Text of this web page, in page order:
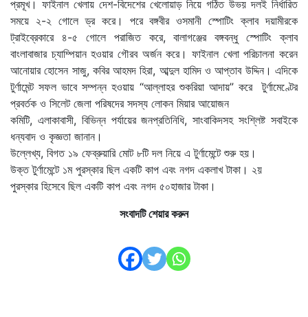
প্রমূখ। ফাইনাল খেলায় দেশ-বিদেশের খেলোয়াড় নিয়ে গঠিত উভয় দলই নির্ধারিত
সময়ে ২-২ গোলে ড্র করে। পরে বঙ্গবীর ওসমানী স্পোটিং ক্লাব দয়ামীরকে
ট্রাইব্রেকারে ৪-৫ গোলে পরাজিত করে, বালাগঞ্জের বঙ্গবন্ধু স্পোটিং ক্লাব
বাংলাবাজার চ্যাম্পিয়ান হওয়ার গৌরব অর্জন করে। ফাইনাল খেলা পরিচালনা করেন
আনোয়ার হোসেন সাজু, কবির আহমদ হিরা, আব্দুল হামিদ ও আপ্তাব উদ্দিন। এদিকে
টুর্ণামেন্ট সফল ভাবে সম্পন্ন হওয়ায় “আল্লাহর শুকরিয়া আদায়” করে টুর্ণামেণ্টের
প্রবর্তক ও সিলেট জেলা পরিষদের সদস্য লোকন মিয়ার আয়োজন
কমিটি, এলাকাবাসী, বিভিন্ন পর্যায়ের জনপ্রতিনিধি, সাংবাকিদসহ সংশ্লিষ্ট সবাইকে
ধন্যবাদ ও কৃজ্ঞতা জানান।
উল্লেখ্য, বিগত ১৯ ফেব্রুয়ারি মোট ৮টি দল নিয়ে এ টুর্ণামেন্টে শুরু হয়।
উক্ত টুর্ণামেন্টে ১ম পুরস্কার ছিল একটি কাপ এবং নগদ একলাখ টাকা। ২য়
পুরস্কার হিসেবে ছিল একটি কাপ এবং নগদ ৫০হাজার টাকা।
সংবাদটি শেয়ার করুন